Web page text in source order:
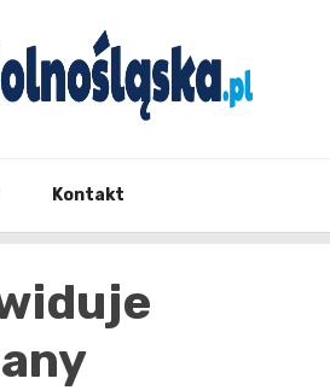
Kontakt